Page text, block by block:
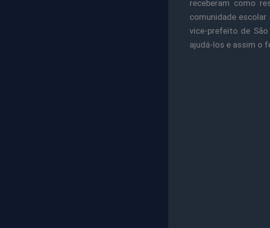
receberam como
comunidade
vice-prefeito de
ajudá-los e assim o